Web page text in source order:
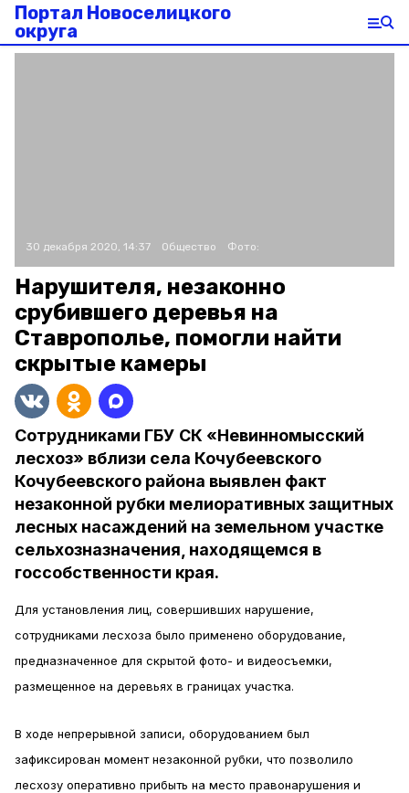
Портал Новоселицкого
округа
30 декабря 2020, 14:37 Общество Фото:
Нарушителя, незаконно
срубившего деревья на
Ставрополье, помогли найти
скрытые камеры
Сотрудниками ГБУ СК «Невинномысский
лесхоз» вблизи села Кочубеевского
Кочубеевского района выявлен факт
незаконной рубки мелиоративных защитных
лесных насаждений на земельном участке
сельхозназначения, находящемся в
госсобственности края.
Для установления лиц, совершивших нарушение,
сотрудниками лесхоза было применено оборудование,
предназначенное для скрытой фото- и видеосъемки,
размещенное на деревьях в границах участка.
В ходе непрерывной записи, оборудованием был
зафиксирован момент незаконной рубки, что позволило
лесхозу оперативно прибыть на место правонарушения и